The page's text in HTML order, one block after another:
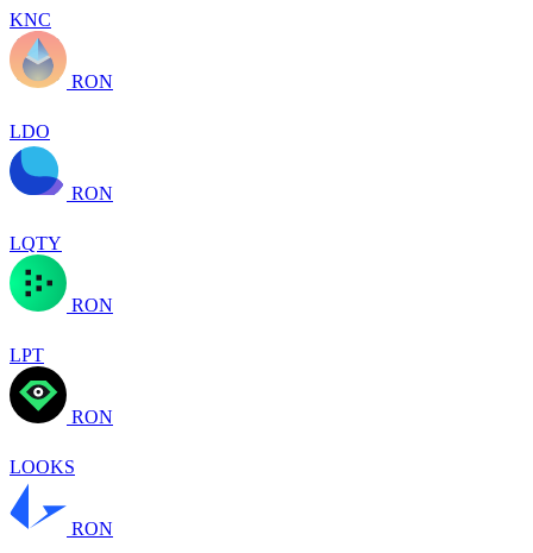
KNC
RON
LDO
RON
LQTY
RON
LPT
RON
LOOKS
RON